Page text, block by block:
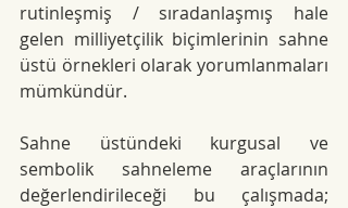
rutinleşmiş / sıradanlaşmış hale
gelen milliyetçilik biçimlerinin sahne
üstü örnekleri olarak yorumlanmaları
mümkündür.
Sahne üstündeki kurgusal ve
sembolik sahneleme araçlarının
değerlendirileceği bu çalışmada;